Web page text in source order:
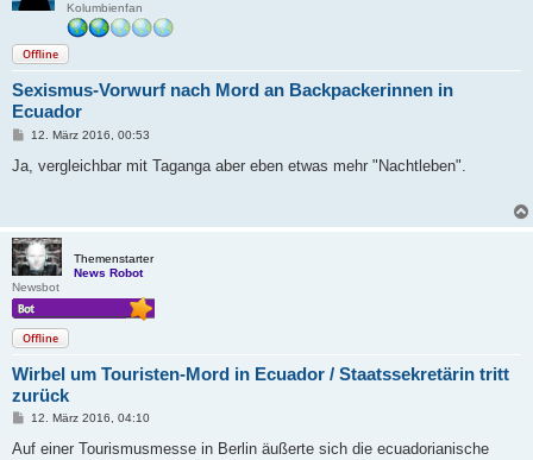
Kolumbienfan
Offline
Sexismus-Vorwurf nach Mord an Backpackerinnen in
Ecuador
B
i
12. März 2016, 00:53
Ja, vergleichbar mit Taganga aber eben etwas mehr "Nachtleben".
Themenstarter
News Robot
Newsbot
Offline
Wirbel um Touristen-Mord in Ecuador / Staatssekretärin tritt
zurück
B12. März 2016, 04:10
Auf einer Tourismusmesse in Berlin äußerte sich die ecuadorianische